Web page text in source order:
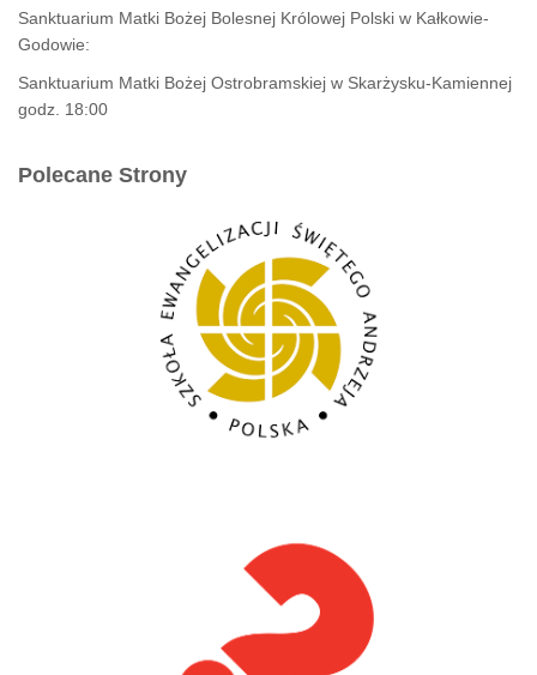
Sanktuarium Matki Bożej Bolesnej Królowej Polski w Kałkowie-
Godowie:
Sanktuarium Matki Bożej Ostrobramskiej w Skarżysku-Kamiennej
godz. 18:00
Polecane Strony